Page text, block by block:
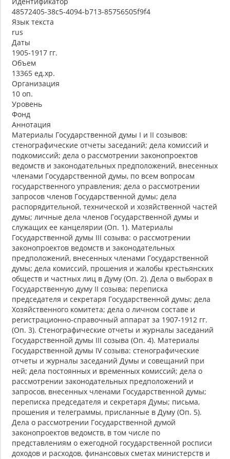
48572405-38c5-4094-b713-85756505f9f4
Язык текста
rus
Даты
1905-1917 гг.
Объем
13365 ед.хр.
Организация
10 оп.
Уровень
Фонд
Аннотация
Материалы Государственной думы I и II созывов:
стенографические отчеты заседаний; дела комиссий и
подкомиссий; дела о рассмотрении законопроектов
ведомств и законодательных предположений, внесенных
членами Государственной думы, по всем вопросам
государственного управления; дела о рассмотрении
запросов членов Государственной думы; дела
распорядительной, технической и хозяйственной частей
думы; личные дела членов Государственной думы и
служащих ее канцелярии (Оп. 1). Материалы
Государственной думы III созыва: о рассмотрении
законопроектов ведомств и законодательных
предположений, внесенных членами Государственной
думы; дела комиссий, прошения и жалобы крестьянских
обществ и частных лиц в Думу (Оп. 2). Дела о выборах в
Государственную думу II созыва; переписка
председателя и секретаря Государственной думы; дела
Хозяйственного комитета; дела о личном составе и
регистрационно-справочный аппарат за 1907-1912 гг.
(Оп. 3). Стенографические отчеты и журналы заседаний
Государственной думы III созыва (Оп. 4). Материалы
Государственной думы IV созыва: стенографические
отчеты и журналы заседаний Думы и совещаний при
ней; дела постоянных и временных комиссий; дела о
рассмотрении законодательных предположений и
запросов, внесенных членами Государственной думы;
переписка председателя и секретаря Думы; письма,
прошения и телеграммы, присланные в Думу (Оп. 5).
Дела о рассмотрении Государственной думой
законопроектов ведомств, в том числе по
представлениям о ежегодной государственной росписи
доходов и расходов, финансовых сметах министерств и